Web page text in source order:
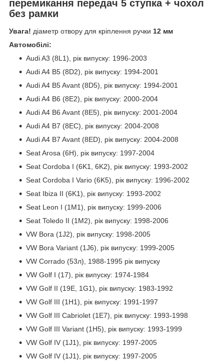
перемикання передач 5 ступка + чохол
без рамки
Увага! діаметр отвору для кріплення ручки 12 мм
Автомобілі:
Audi A3 (8L1), рік випуску: 1996-2003
Audi A4 B5 (8D2), рік випуску: 1994-2001
Audi A4 B5 Avant (8D5), рік випуску: 1994-2001
Audi A4 B6 (8E2), рік випуску: 2000-2004
Audi A4 B6 Avant (8E5), рік випуску: 2001-2004
Audi A4 B7 (8EC), рік випуску: 2004-2008
Audi A4 B7 Avant (8ED), рік випуску: 2004-2008
Seat Arosa (6H), рік випуску: 1997-2004
Seat Cordoba I (6K1, 6K2), рік випуску: 1993-2002
Seat Cordoba I Vario (6K5), рік випуску: 1996-2002
Seat Ibiza II (6K1), рік випуску: 1993-2002
Seat Leon I (1M1), рік випуску: 1999-2006
Seat Toledo II (1M2), рік випуску: 1998-2006
VW Bora (1J2), рік випуску: 1998-2005
VW Bora Variant (1J6), рік випуску: 1999-2005
VW Corrado (53л), 1988-1995 рік випуску
VW Golf I (17), рік випуску: 1974-1984
VW Golf II (19E, 1G1), рік випуску: 1983-1992
VW Golf III (1H1), рік випуску: 1991-1997
VW Golf III Cabriolet (1E7), рік випуску: 1993-1998
VW Golf III Variant (1H5), рік випуску: 1993-1999
VW Golf IV (1J1), рік випуску: 1997-2005
VW Golf IV (1J1), рік випуску: 1997-2005